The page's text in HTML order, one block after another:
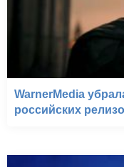
WarnerMedia
российских